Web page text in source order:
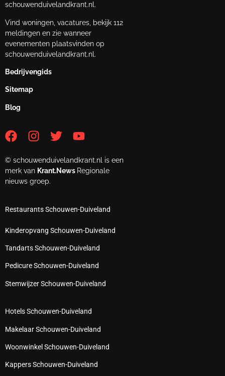
schouwenduivelandkrant.nl.
Vind woningen, vacatures, bekijk 112
meldingen en zie wanneer
evenementen plaatsvinden op
schouwenduivelandkrant.nl.
Bedrijvengids
Sitemap
Blog
© schouwenduivelandkrant.nl is een
merk van Krant.News Regionale
nieuws groep.
Restaurants Schouwen-Duiveland
Kinderopvang Schouwen-Duiveland
Tandarts Schouwen-Duiveland
Pedicure Schouwen-Duiveland
Stemwijzer Schouwen-Duiveland
Hotels Schouwen-Duiveland
Makelaar Schouwen-Duiveland
Woonwinkel Schouwen-Duiveland
Kappers Schouwen-Duiveland